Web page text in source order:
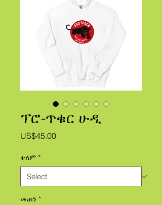
ፕሮ-ጥቁር ሁዲ
US$45.00Price
ቀለም *
መጠን *